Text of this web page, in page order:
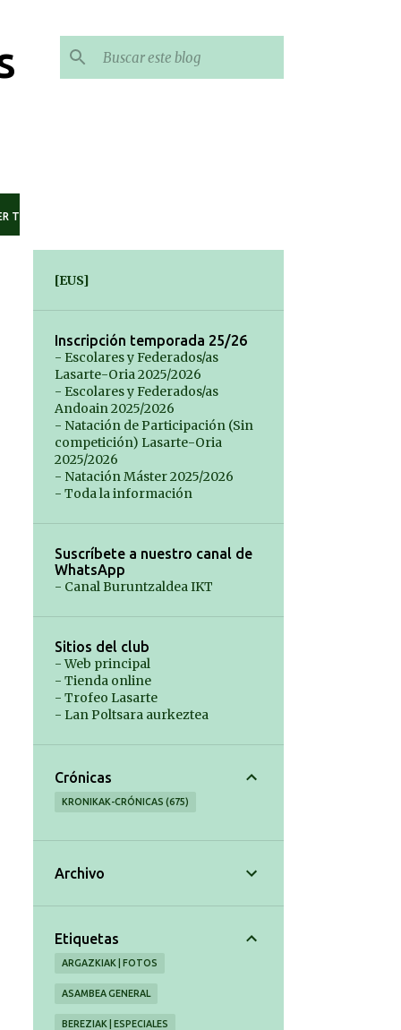
TODO
[EUS]
Inscripción temporada 25/26
- Escolares y Federados/as
Lasarte-Oria 2025/2026
- Escolares y Federados/as
Andoain 2025/2026
- Natación de Participación (Sin
competición) Lasarte-Oria
2025/2026
- Natación Máster 2025/2026
- Toda la información
Suscríbete a nuestro canal de
WhatsApp
- Canal Buruntzaldea IKT
Sitios del club
- Web principal
- Tienda online
- Trofeo Lasarte
- Lan Poltsara aurkeztea
Crónicas
KRONIKAK-CRÓNICAS 675
Archivo
Etiquetas
ARGAZKIAK | FOTOS
ASAMBEA GENERAL
BEREZIAK | ESPECIALES